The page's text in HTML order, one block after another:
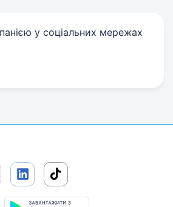
у соціальних мережах
link
share link